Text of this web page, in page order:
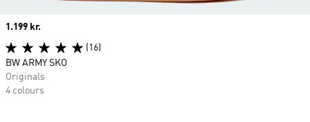
Price
1.199 kr.
(16)
BW ARMY SKO
Originals
4 colours